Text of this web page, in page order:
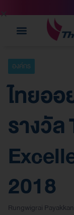
องค์กร
ไทยอ
รางวั
2018
Rungwigrai